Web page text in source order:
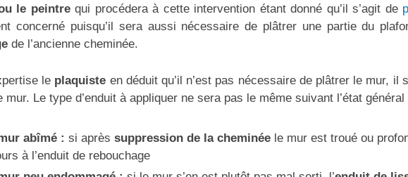
le peintrequi procédera à cette intervention étant donné qu’il s’agit de
concerné puisqu’il sera aussi nécessaire de plâtrer une partie du
de l’ancienne cheminée.
le plaquiste en déduit qu’il n’est pas nécessaire de plâtrer le mur, il
mur. Le type d’enduit à appliquer ne sera pas le même suivant l’état
abîmé : si après suppression de la cheminée le mur est troué ou
à l’enduit de rebouchage